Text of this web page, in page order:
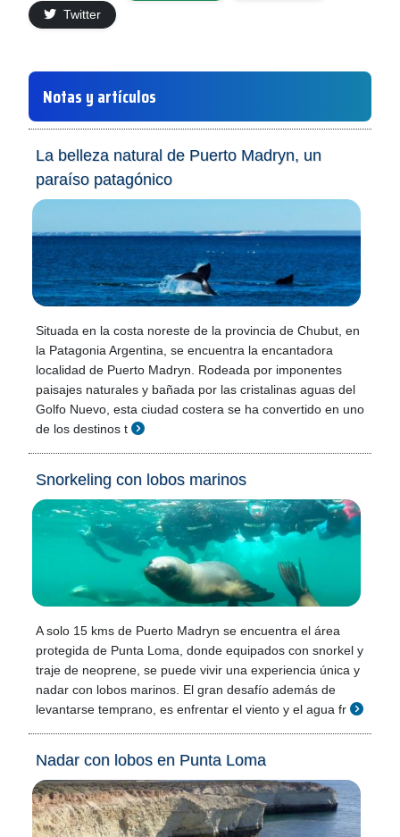
Twitter
Notas y artículos
La belleza natural de Puerto Madryn, un
paraíso patagónico
Situada en la costa noreste de la provincia de Chubut, en
la Patagonia Argentina, se encuentra la encantadora
localidad de Puerto Madryn. Rodeada por imponentes
paisajes naturales y bañada por las cristalinas aguas del
Golfo Nuevo, esta ciudad costera se ha convertido en uno
de los destinos t
Snorkeling con lobos marinos
A solo 15 kms de Puerto Madryn se encuentra el área
protegida de Punta Loma, donde equipados con snorkel y
traje de neoprene, se puede vivir una experiencia única y
nadar con lobos marinos. El gran desafío además de
levantarse temprano, es enfrentar el viento y el agua fr
Nadar con lobos en Punta Loma